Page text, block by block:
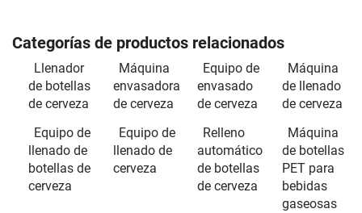
Categorías de productos relacionados
Llenador
de botellas
de cerveza
Máquina
envasadora
de cerveza
Equipo de
envasado
de cerveza
Máquina
de llenado
de cerveza
Equipo de
llenado de
botellas de
cerveza
Equipo de
llenado de
cerveza
Relleno
automático
de botellas
de cerveza
Máquina
de botellas
PET para
bebidas
gaseosas